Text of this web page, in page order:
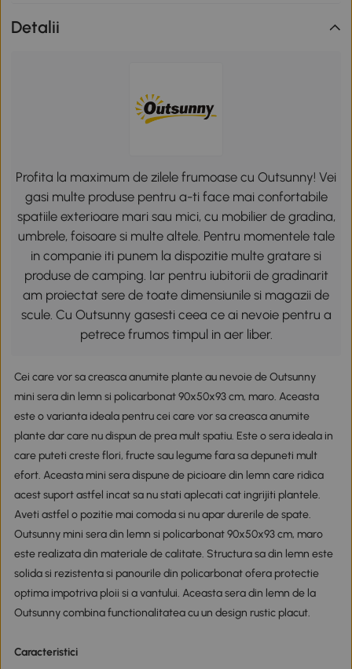
Detalii
Profita la maximum de zilele frumoase cu Outsunny! Vei
gasi multe produse pentru a-ti face mai confortabile
spatiile exterioare mari sau mici, cu mobilier de gradina,
umbrele, foisoare si multe altele. Pentru momentele tale
in companie iti punem la dispozitie multe gratare si
produse de camping. Iar pentru iubitorii de gradinarit
am proiectat sere de toate dimensiunile si magazii de
scule. Cu Outsunny gasesti ceea ce ai nevoie pentru a
petrece frumos timpul in aer liber.
Cei care vor sa creasca anumite plante au nevoie de Outsunny
mini sera din lemn si policarbonat 90x50x93 cm, maro. Aceasta
este o varianta ideala pentru cei care vor sa creasca anumite
plante dar care nu dispun de prea mult spatiu. Este o sera ideala in
care puteti creste flori, fructe sau legume fara sa depuneti mult
efort. Aceasta mini sera dispune de picioare din lemn care ridica
acest suport astfel incat sa nu stati aplecati cat ingrijiti plantele.
Aveti astfel o pozitie mai comoda si nu apar durerile de spate.
Outsunny mini sera din lemn si policarbonat 90x50x93 cm, maro
este realizata din materiale de calitate. Structura sa din lemn este
solida si rezistenta si panourile din policarbonat ofera protectie
optima impotriva ploii si a vantului. Aceasta sera din lemn de la
Outsunny combina functionalitatea cu un design rustic placut.
Caracteristici